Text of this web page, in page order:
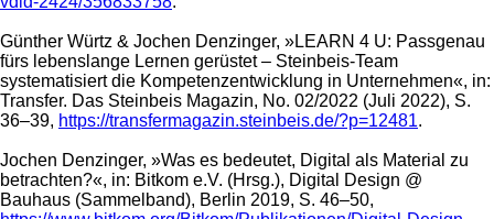
Günther Würtz & Jochen Denzinger, »LEARN 4 U: Passgenau
fürs lebenslange Lernen gerüstet – Steinbeis-Team
systematisiert die Kompetenzentwicklung in Unternehmen«, in:
Transfer. Das Steinbeis Magazin, No. 02/2022 (Juli 2022), S.
36–39, https://transfermagazin.steinbeis.de/?p=12481.
Jochen Denzinger, »Was es bedeutet, Digital als Material zu
betrachten?«, in: Bitkom e.V. (Hrsg.), Digital Design @
Bauhaus (Sammelband), Berlin 2019, S. 46–50,